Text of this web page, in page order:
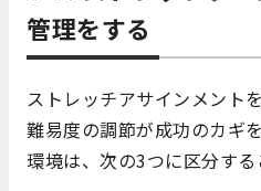
管理をする
ストレッチアサインメント
難易度の調節が成功のカギ
環境は、次の3つに区分する